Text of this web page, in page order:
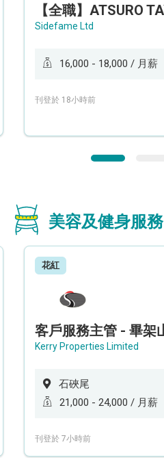
Sidefame Ltd
16,000 - 18,000 / 月薪
刊登於 18小時前
美容及健身服務
花紅
Kerry Properties Limited
石硤尾
21,000 - 24,000 / 月薪
刊登於 7小時前